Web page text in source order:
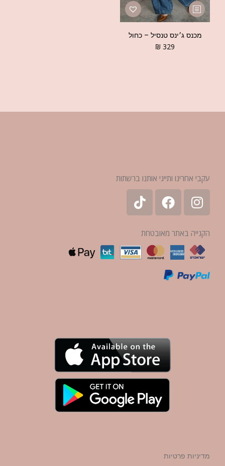
מכנס ג׳ינס טנסיל – כחול
₪ 329
עקבי אחרינו ותייגי אותנו ברשתות
הקנייה באתר מאובטחת
מדיניות פרטיות